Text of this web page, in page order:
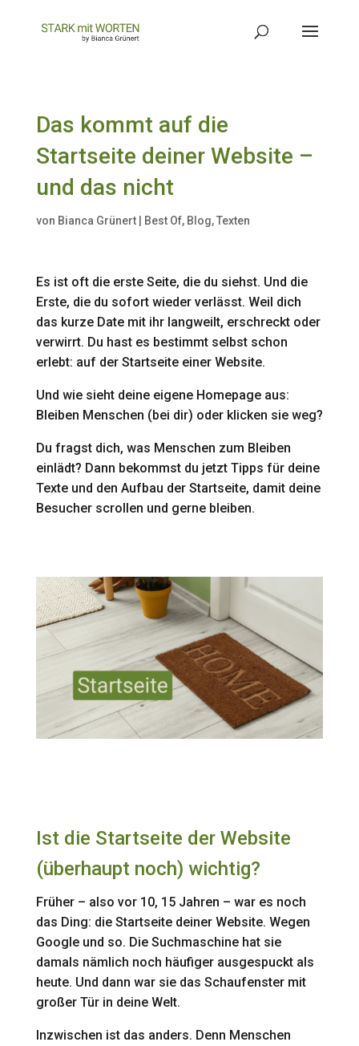
Das kommt auf die
Startseite deiner Website –
und das nicht
von Bianca Grünert| Best Of, Blog,Texten
Es ist oft die erste Seite, die du siehst. Und die
Erste, die du sofort wieder verlässt. Weil dich
das kurze Date mit ihr langweilt, erschreckt oder
verwirrt. Du hast es bestimmt selbst schon
erlebt: auf der Startseite einer Website.
Und wie sieht deine eigene Homepage aus:
Bleiben Menschen (bei dir) oder klicken sie weg?
Du fragst dich, was Menschen zum Bleiben
einlädt? Dann bekommst du jetzt Tipps für deine
Texte und den Aufbau der Startseite, damit deine
Besucher scrollen und gerne bleiben.
Ist die Startseite der Website
(überhaupt noch) wichtig?
Früher – also vor 10, 15 Jahren – war es noch
das Ding: die Startseite deiner Website. Wegen
Google und so. Die Suchmaschine hat sie
damals nämlich noch häufiger ausgespuckt als
heute. Und dann war sie das Schaufenster mit
großer Tür in deine Welt.
Inzwischen ist das anders. Denn Menschen